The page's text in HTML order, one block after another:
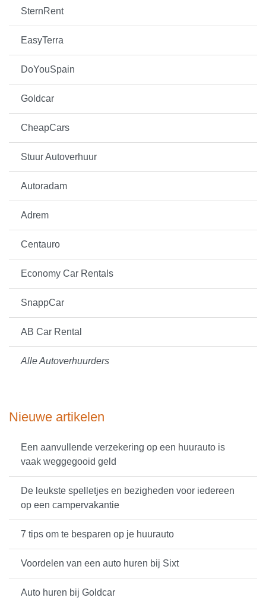
SternRent
EasyTerra
DoYouSpain
Goldcar
CheapCars
Stuur Autoverhuur
Autoradam
Adrem
Centauro
Economy Car Rentals
SnappCar
AB Car Rental
Alle Autoverhuurders
Nieuwe artikelen
Een aanvullende verzekering op een huurauto is
vaak weggegooid geld
De leukste spelletjes en bezigheden voor iedereen
op een campervakantie
7 tips om te besparen op je huurauto
Voordelen van een auto huren bij Sixt
Auto huren bij Goldcar